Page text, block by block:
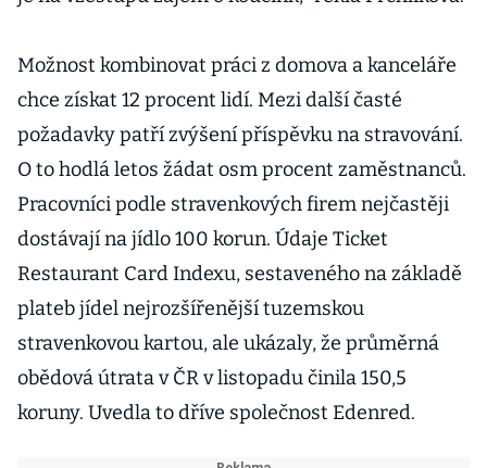
Možnost kombinovat práci z domova a kanceláře
chce získat 12 procent lidí. Mezi další časté
požadavky patří zvýšení příspěvku na stravování.
O to hodlá letos žádat osm procent zaměstnanců.
Pracovníci podle stravenkových firem nejčastěji
dostávají na jídlo 100 korun. Údaje Ticket
Restaurant Card Indexu, sestaveného na základě
plateb jídel nejrozšířenější tuzemskou
stravenkovou kartou, ale ukázaly, že průměrná
obědová útrata v ČR v listopadu činila 150,5
koruny. Uvedla to dříve společnost Edenred.